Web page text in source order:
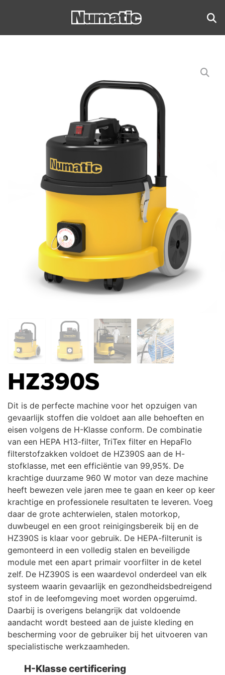
HZ390S
Dit is de perfecte machine voor het opzuigen van
gevaarlijk stoffen die voldoet aan alle behoeften en
eisen volgens de H-Klasse conform. De combinatie
van een HEPA H13-filter, TriTex filter en HepaFlo
filterstofzakken voldoet de HZ390S aan de H-
stofklasse, met een efficiëntie van 99,95%. De
krachtige duurzame 960 W motor van deze machine
heeft bewezen vele jaren mee te gaan en keer op keer
krachtige en professionele resultaten te leveren. Voeg
daar de grote achterwielen, stalen motorkop,
duwbeugel en een groot reinigingsbereik bij en de
HZ390S is klaar voor gebruik. De HEPA-filterunit is
gemonteerd in een volledig stalen en beveiligde
module met een apart primair voorfilter in de ketel
zelf. De HZ390S is een waardevol onderdeel van elk
systeem waarin gevaarlijk en gezondheidsbedreigend
stof in de leefomgeving moet worden opgeruimd.
Daarbij is overigens belangrijk dat voldoende
aandacht wordt besteed aan de juiste kleding en
bescherming voor de gebruiker bij het uitvoeren van
specialistische werkzaamheden.
H-Klasse certificering